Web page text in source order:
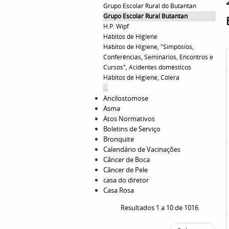
Grupo Escolar Rural do Butantan
Grupo Escolar Rural Butantan
H.P. Wipf
Hábitos de Higiene
Hábitos de Higiene, "Simpósios,
Conferências, Seminários, Encontros e
Cursos", Acidentes domésticos
Hábitos de Higiene, Cólera
...
Ancilostomose
Asma
Atos Normativos
Boletins de Serviço
Bronquite
Calendário de Vacinações
Câncer de Boca
Câncer de Pele
casa do diretor
Casa Rosa
Resultados 1 a 10 de 1016